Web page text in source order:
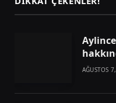
Aylince
AĞUSTOS